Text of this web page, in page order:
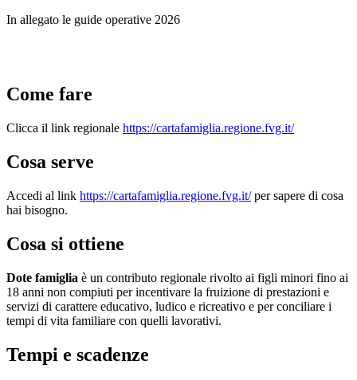
In allegato le guide operative 2026
Come fare
Clicca il link regionale https://cartafamiglia.regione.fvg.it/
Cosa serve
Accedi al link https://cartafamiglia.regione.fvg.it/per sapere di cosa
hai bisogno.
Cosa si ottiene
Dote famiglia è un contributo regionale rivolto ai figli minori fino ai
18 anni non compiuti per incentivare la fruizione di prestazioni e
servizi di carattere educativo, ludico e ricreativo e per conciliare i
tempi di vita familiare con quelli lavorativi.
Tempi e scadenze